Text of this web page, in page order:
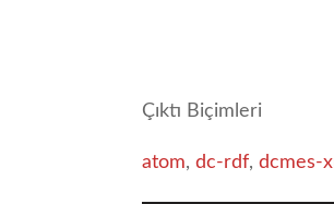
Çıktı Biçimleri
atom,dc-rdf,dcmes-